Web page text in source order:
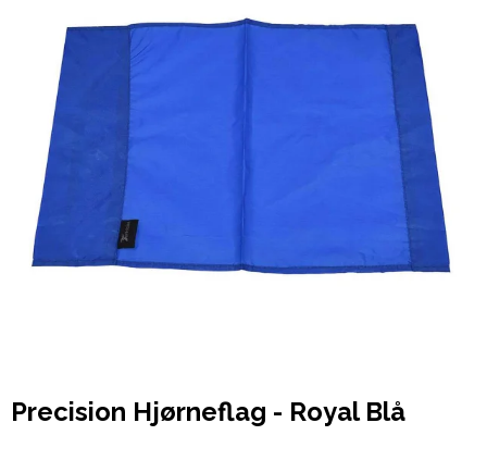
Precision Hjørneflag - Royal Blå